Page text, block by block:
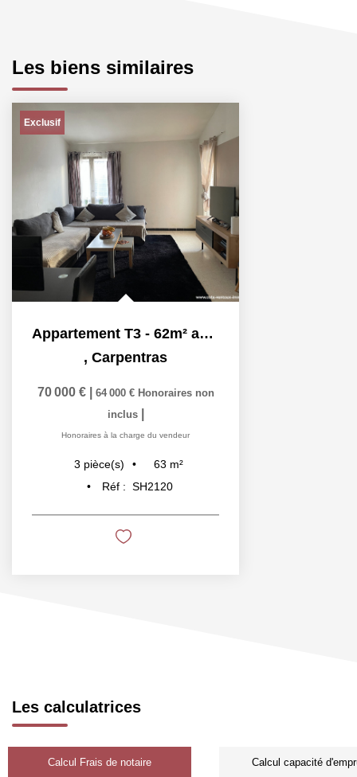
Les biens similaires
Exclusif
Appartement T3 - 62m² avec cave et parking - Hameau des...
, Carpentras
70 000 € 64 000 € Honoraires non
inclus
Honoraires à la charge du vendeur
3 pièce(s) 63 m²
Réf : SH2120
Les calculatrices
Calcul Frais de notaire Calcul capacité